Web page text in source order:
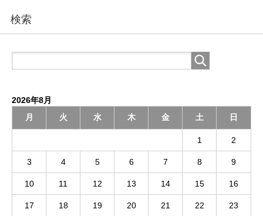
検索
2026年8月
月
火 水 木 金 土 日
1 2
3 4 5 6 7 8 9
10 11 12 13 14 15 16
17 18 19 20 21 22 23